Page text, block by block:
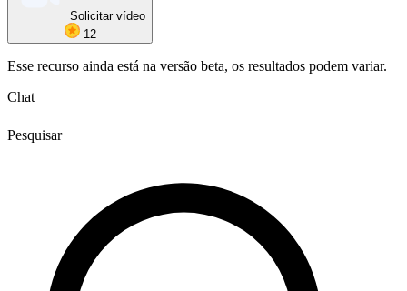
Solicitar vídeo
12
Esse recurso ainda está na versão beta, os resultados podem variar.
Chat
Pesquisar